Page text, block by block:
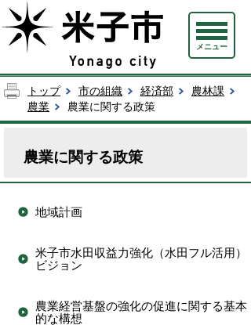
メニュー
トップ 市の組織 経済部
農林課
農業
農業に関する政策
農業に関する政策
地域計画
米子市水田収益力強化（水田フル活用）
ビジョン
農業経営基盤の強化の促進に関する基本
的な構想